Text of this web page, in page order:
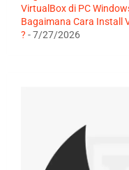
VirtualBox di PC
Bagaimana Cara Install
? - 7/27/2026